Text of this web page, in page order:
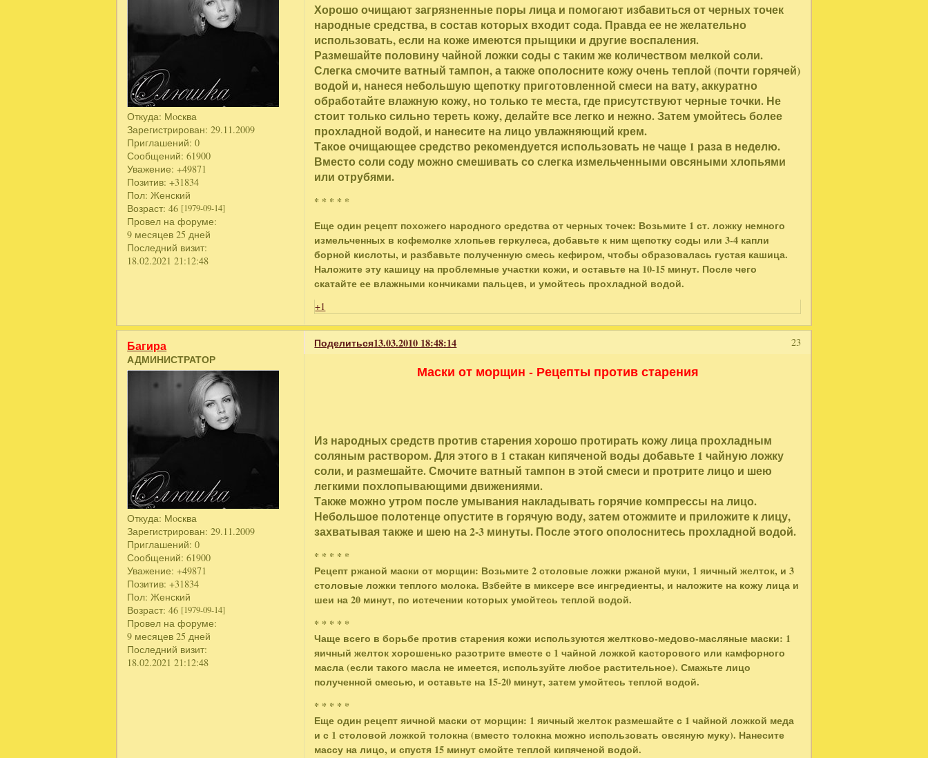
Откуда: Мoсква
Зарегистрирован: 29.11.2009
Приглашений: 0
Сообщений: 61900
Уважение: +49871
Позитив: +31834
Пол: Женский
Возраст: 46 [1979-09-14]
Провел на форуме:
9 месяцев 25 дней
Последний визит:
18.02.2021 21:12:48
Хорошо очищают загрязненные поры лица и помогают избавиться от черных точек
народные средства, в состав которых входит сода. Правда ее не желательно
использовать, если на коже имеются прыщики и другие воспаления.
Размешайте половину чайной ложки соды с таким же количеством мелкой соли.
Слегка смочите ватный тампон, а также ополосните кожу очень теплой (почти горячей)
водой и, нанеся небольшую щепотку приготовленной смеси на вату, аккуратно
обработайте влажную кожу, но только те места, где присутствуют черные точки. Не
стоит только сильно тереть кожу, делайте все легко и нежно. Затем умойтесь более
прохладной водой, и нанесите на лицо увлажняющий крем.
Такое очищающее средство рекомендуется использовать не чаще 1 раза в неделю.
Вместо соли соду можно смешивать со слегка измельченными овсяными хлопьями
или отрубями.
* * * * *
Еще один рецепт похожего народного средства от черных точек: Возьмите 1 ст. ложку немного
измельченных в кофемолке хлопьев геркулеса, добавьте к ним щепотку соды или 3-4 капли
борной кислоты, и разбавьте полученную смесь кефиром, чтобы образовалась густая кашица.
Наложите эту кашицу на проблемные участки кожи, и оставьте на 10-15 минут. После чего
скатайте ее влажными кончиками пальцев, и умойтесь прохладной водой.
+1
Поделиться 23
13.03.2010 18:48:14
Багира
АДМИНИСТРАТОР
Откуда: Мoсква
Зарегистрирован: 29.11.2009
Приглашений: 0
Сообщений: 61900
Уважение: +49871
Позитив: +31834
Пол: Женский
Возраст: 46 [1979-09-14]
Провел на форуме:
9 месяцев 25 дней
Последний визит:
18.02.2021 21:12:48
Маски от морщин - Рецепты против старения
Из народных средств против старения хорошо протирать кожу лица прохладным
соляным раствором. Для этого в 1 стакан кипяченой воды добавьте 1 чайную ложку
соли, и размешайте. Смочите ватный тампон в этой смеси и протрите лицо и шею
легкими похлопывающими движениями.
Также можно утром после умывания накладывать горячие компрессы на лицо.
Небольшое полотенце опустите в горячую воду, затем отожмите и приложите к лицу,
захватывая также и шею на 2-3 минуты. После этого ополоснитесь прохладной водой.
* * * * *
Рецепт ржаной маски от морщин: Возьмите 2 столовые ложки ржаной муки, 1 яичный желток, и 3
столовые ложки теплого молока. Взбейте в миксере все ингредиенты, и наложите на кожу лица и
шеи на 20 минут, по истечении которых умойтесь теплой водой.
* * * * *
Чаще всего в борьбе против старения кожи используются желтково-медово-масляные маски: 1
яичный желток хорошенько разотрите вместе с 1 чайной ложкой касторового или камфорного
масла (если такого масла не имеется, используйте любое растительное). Смажьте лицо
полученной смесью, и оставьте на 15-20 минут, затем умойтесь теплой водой.
* * * * *
Еще один рецепт яичной маски от морщин: 1 яичный желток размешайте с 1 чайной ложкой меда
и с 1 столовой ложкой толокна (вместо толокна можно использовать овсяную муку). Нанесите
массу на лицо, и спустя 15 минут смойте теплой кипяченой водой.